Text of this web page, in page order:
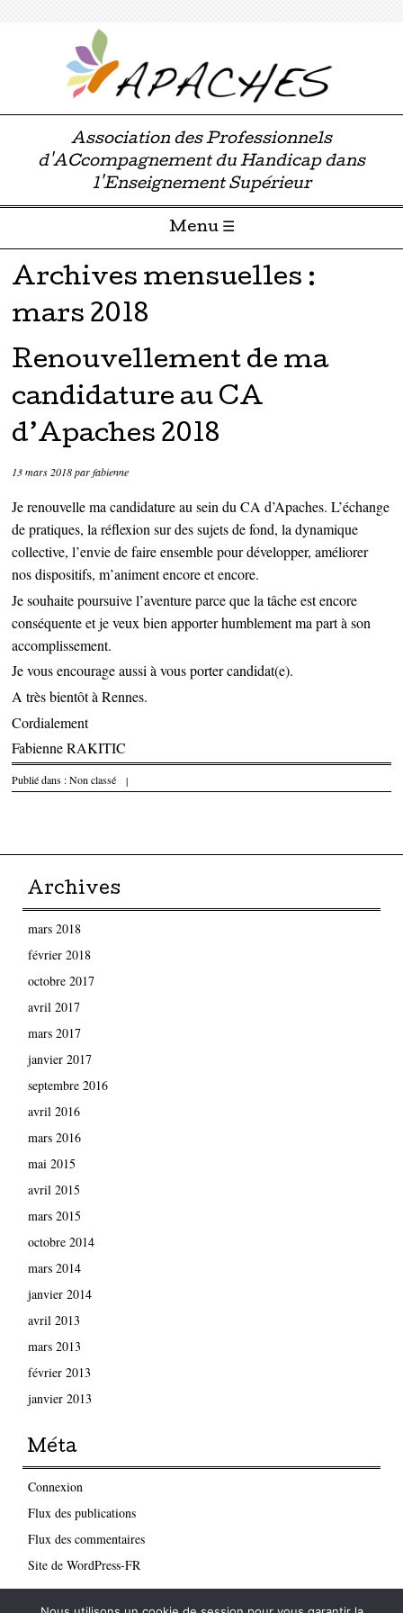
Association des Professionnels
d'ACcompagnement du Handicap dans
l'Enseignement Supérieur
Menu ☰
Passer directement au contenu
Archives mensuelles :
mars 2018
Renouvellement de ma
candidature au CA
d’Apaches 2018
13 mars 2018parfabienne
Je renouvelle ma candidature au sein du CA d’Apaches. L’échange
de pratiques, la réflexion sur des sujets de fond, la dynamique
collective, l’envie de faire ensemble pour développer, améliorer
nos dispositifs, m’animent encore et encore.
Je souhaite poursuive l’aventure parce que la tâche est encore
conséquente et je veux bien apporter humblement ma part à son
accomplissement.
Je vous encourage aussi à vous porter candidat(e).
A très bientôt à Rennes.
Cordialement
Fabienne RAKITIC
Publié dans :Non classé |
Archives
mars 2018
février 2018
octobre 2017
avril 2017
mars 2017
janvier 2017
septembre 2016
avril 2016
mars 2016
mai 2015
avril 2015
mars 2015
octobre 2014
mars 2014
janvier 2014
avril 2013
mars 2013
février 2013
janvier 2013
Méta
Connexion
Flux des publications
Flux des commentaires
Site de WordPress-FR